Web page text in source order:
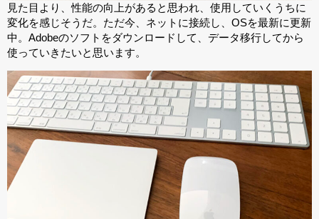
見た目より、性能の向上があると思われ、使用していくうちに
変化を感じそうだ。ただ今、ネットに接続し、OSを最新に更新
中。Adobeのソフトをダウンロードして、データ移行してから
使っていきたいと思います。